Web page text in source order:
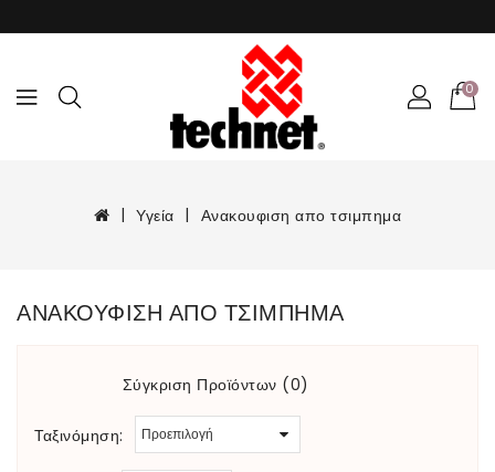
0
Υγεία Ανακουφιση απο τσιμπημα
ΑΝΑΚΟΥΦΙΣΗ ΑΠΟ ΤΣΙΜΠΗΜΑ
Σύγκριση Προϊόντων (0)
Ταξινόμηση: